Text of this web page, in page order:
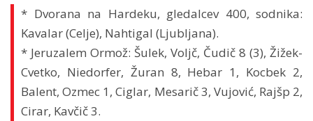
* Dvorana na Hardeku, gledalcev 400, sodnika:
Kavalar (Celje), Nahtigal (Ljubljana).
* Jeruzalem Ormož: Šulek, Voljč, Čudič 8 (3), Žižek-
Cvetko, Niedorfer, Žuran 8, Hebar 1, Kocbek 2,
Balent, Ozmec 1, Ciglar, Mesarič 3, Vujović, Rajšp 2,
Cirar, Kavčič 3.